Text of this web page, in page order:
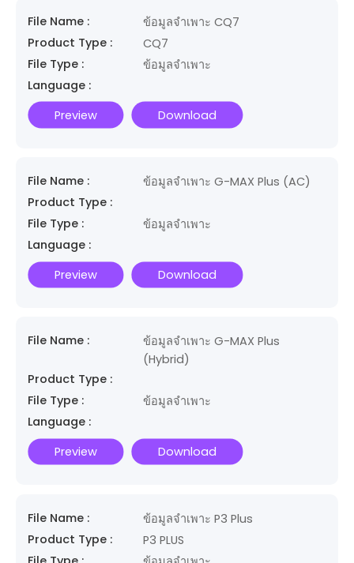
File Name :
ข้อมูลจำเพาะ CQ7
Product Type :
CQ7
File Type :
ข้อมูลจำเพาะ
Language :
Preview
Download
File Name :
ข้อมูลจำเพาะ G-MAX Plus (AC)
Product Type :
File Type :
ข้อมูลจำเพาะ
Language :
Preview
Download
File Name :
ข้อมูลจำเพาะ G-MAX Plus
(Hybrid)
Product Type :
File Type :
ข้อมูลจำเพาะ
Language :
Preview
Download
File Name :
ข้อมูลจำเพาะ P3 Plus
Product Type :
P3 PLUS